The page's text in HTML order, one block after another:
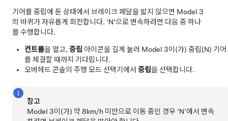
기어를 중립에 둔 상태에서 브레이크 페달을 밟지 않으면 Model 3
의 바퀴가 자유롭게 회전합니다. ‘N’으로 변속하려면 다음 중 하나
를 수행합니다.
컨트롤을 열고, 중립 아이콘을 길게 눌러 Model 3이(가) 중립(N) 기어
를 체결할 때까지 기다립니다.
오버헤드 콘솔의 주행 모드 선택기에서 중립을 선택합니다.
참고
Model 3이(가) 약8km/h 미만으로 이동 중인 경우 ‘N’에서 변속